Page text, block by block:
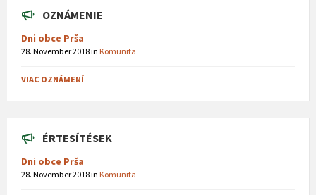
OZNÁMENIE
Dni obce Prša
28. November 2018in Komunita
VIAC OZNÁMENÍ
ÉRTESÍTÉSEK
Dni obce Prša
28. November 2018in Komunita